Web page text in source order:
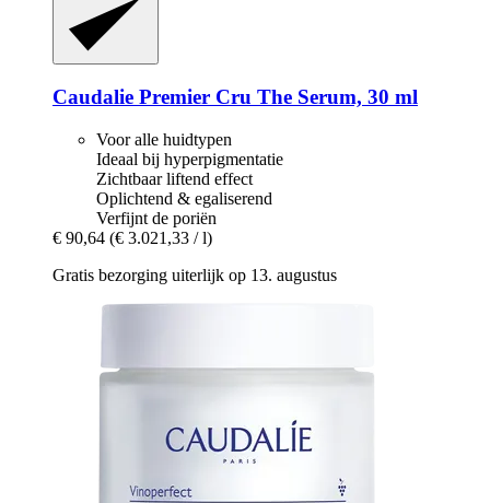
Caudalie Premier Cru The Serum, 30 ml
Voor alle huidtypen
Ideaal bij hyperpigmentatie
Zichtbaar liftend effect
Oplichtend & egaliserend
Verfijnt de poriën
€ 90,64 (€ 3.021,33 / l)
Gratis bezorging uiterlijk op 13. augustus